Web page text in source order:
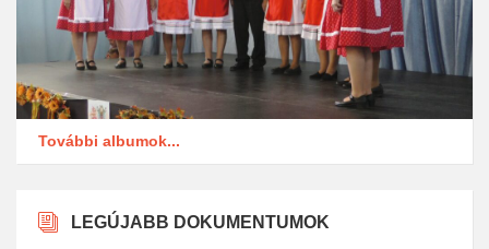
További albumok...
LEGÚJABB DOKUMENTUMOK